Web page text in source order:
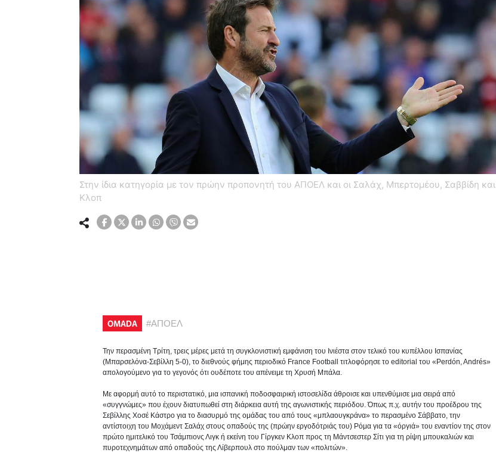
Στην ίδια κατηγορία με τον πρώην προπονητή του ΑΠΟΕΛ και οι Σαλάχ, Μπερτομέου, Σαββίδη και
Κλοπ
OMADA #ΑΠΟΕΛ
Την περασμένη Τρίτη, τρεις μέρες μετά τη συγκλονιστική εμφάνιση του Ινιέστα στον τελικό του κυπέλλου Ισπανίας
(Μπαρσελόνα-Σεβίλλη 5-0), το διεθνούς φήμης περιοδικό France Football τιτλοφόρησε το editorial του «Perdón, Andrés»
απολογούμενο για το γεγονός ότι ουδέποτε του απένειμε τη Χρυσή Μπάλα.
Με αφορμή αυτό το περιστατικό, μια ισπανική ποδοσφαιρική ιστοσελίδα άθροισε και υπενθύμισε μια σειρά από
«συγγνώμες» που έχουν διατυπωθεί στη διάρκεια αυτή της αγωνιστικής περιόδου. Όπως π.χ. αυτήν του προέδρου της
Σεβίλλης Χοσέ Κάστρο για το διασυρμό της ομάδας του από τους «μπλαουγκράνα» το περασμένο Σάββατο, την
αντίστοιχη του Μοχάμεντ Σαλάχ στους οπαδούς της (πρώην εργοδότριάς του) Ρόμα για τα «όργιά» του εναντίον της στον
πρώτο ημιτελικό του Τσάμπιονς Λιγκ ή εκείνη του Γίργκεν Κλοπ προς τη Μάντσεστερ Σίτι για τη ρίψη μπουκαλιών και
πυροτεχνημάτων από οπαδούς της Λίβερπουλ στο πούλμαν των «πολιτών».